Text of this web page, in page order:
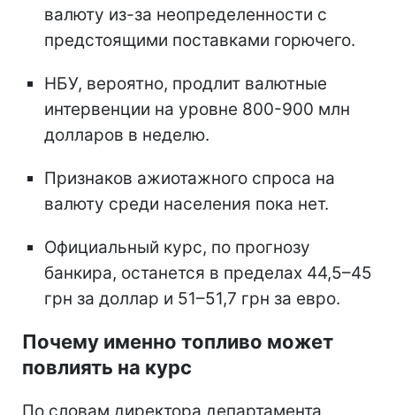
валюту из-за неопределенности с
предстоящими поставками горючего.
НБУ, вероятно, продлит валютные
интервенции на уровне 800-900 млн
долларов в неделю.
Признаков ажиотажного спроса на
валюту среди населения пока нет.
Официальный курс, по прогнозу
банкира, останется в пределах 44,5–45
грн за доллар и 51–51,7 грн за евро.
Почему именно топливо может
повлиять на курс
По словам директора департамента